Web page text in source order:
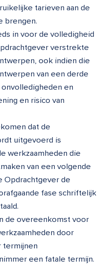
tarieven aan de
brengen.
in voor de volledigheid
verstrekte
ook indien die
van een derde
en
en risico van
dat de
uitgevoerd is
werkzaamheden die
van een volgende
Opdrachtgever de
fase schriftelijk
de overeenkomst voor
door
termijnen
een fatale termijn.